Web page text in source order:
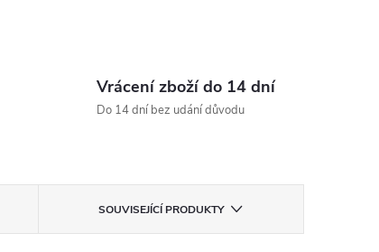
Vrácení zboží do 14 dní
Do 14 dní bez udání důvodu
SOUVISEJÍCÍ PRODUKTY